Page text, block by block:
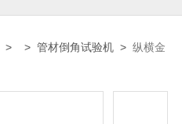
> >管材倒角试验机 >纵横金